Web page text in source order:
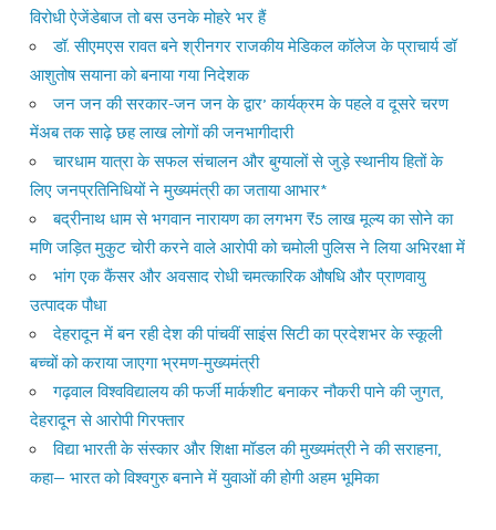
विरोधी ऐजेंडेबाज तो बस उनके मोहरे भर हैं
डॉ. सीएमएस रावत बने श्रीनगर राजकीय मेडिकल कॉलेज के प्राचार्य डॉ
आशुतोष सयाना को बनाया गया निदेशक
जन जन की सरकार-जन जन के द्वार’ कार्यक्रम के पहले व दूसरे चरण
मेंअब तक साढ़े छह लाख लोगों की जनभागीदारी
चारधाम यात्रा के सफल संचालन और बुग्यालों से जुड़े स्थानीय हितों के
लिए जनप्रतिनिधियों ने मुख्यमंत्री का जताया आभार*
बद्रीनाथ धाम से भगवान नारायण का लगभग ₹5 लाख मूल्य का सोने का
मणि जड़ित मुकुट चोरी करने वाले आरोपी को चमोली पुलिस ने लिया अभिरक्षा में
भांग एक कैंसर और अवसाद रोधी चमत्कारिक औषधि और प्राणवायु
उत्पादक पौधा
देहरादून में बन रही देश की पांचवीं साइंस सिटी का प्रदेशभर के स्कूली
बच्चों को कराया जाएगा भ्रमण-मुख्यमंत्री
गढ़वाल विश्वविद्यालय की फर्जी मार्कशीट बनाकर नौकरी पाने की जुगत,
देहरादून से आरोपी गिरफ्तार
विद्या भारती के संस्कार और शिक्षा मॉडल की मुख्यमंत्री ने की सराहना,
कहा— भारत को विश्वगुरु बनाने में युवाओं की होगी अहम भूमिका